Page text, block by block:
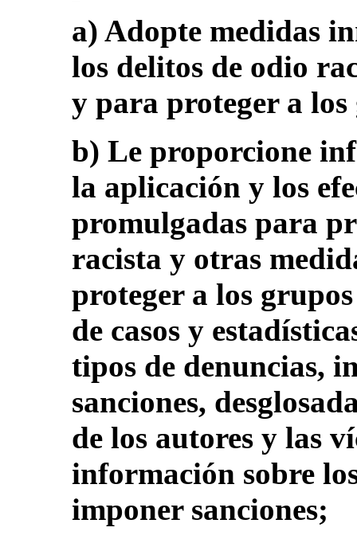
a) Adopte medidas
los delitos de odio
y para proteger a
b) Le proporcione
la aplicación y los
promulgadas para
racista y otras
proteger a los
de casos y
tipos de denuncias,
sanciones,
de los autores y las
información sobre
imponer sanciones;